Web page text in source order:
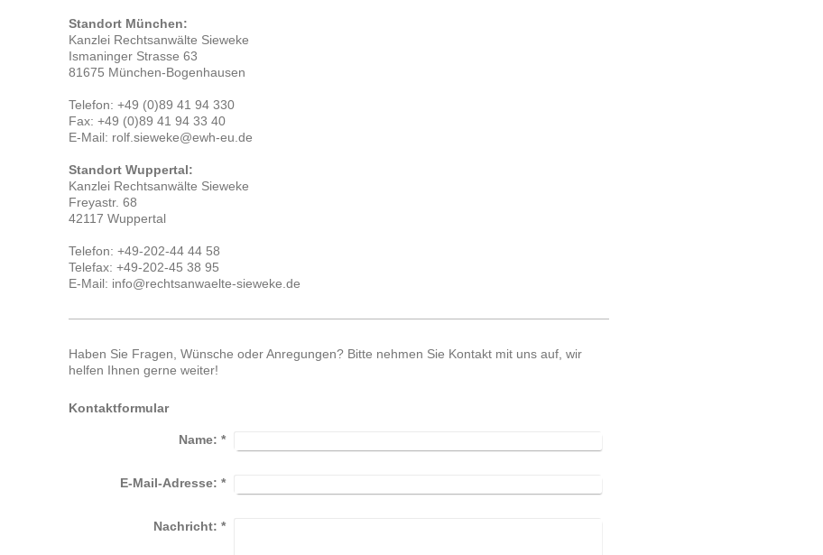
Standort München:
Kanzlei Rechtsanwälte Sieweke
Ismaninger Strasse 63
81675 München-Bogenhausen
Telefon: +49 (0)89 41 94 330
Fax: +49 (0)89 41 94 33 40
E-Mail: rolf.sieweke@ewh-eu.de
Standort Wuppertal:
Kanzlei Rechtsanwälte Sieweke
Freyastr. 68
42117 Wuppertal
Telefon: +49-202-44 44 58
Telefax: +49-202-45 38 95
E-Mail: info@rechtsanwaelte-sieweke.de
Haben Sie Fragen, Wünsche oder Anregungen? Bitte nehmen Sie Kontakt mit uns auf, wir
helfen Ihnen gerne weiter!
Kontaktformular
Name: *
E-Mail-Adresse: *
Nachricht: *